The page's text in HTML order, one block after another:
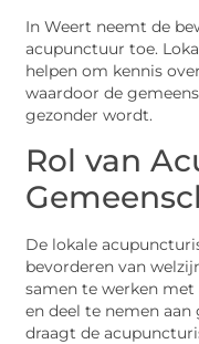
In Weert neemt de
acupunctuur toe.
helpen om kennis
waardoor de
gezonder wordt.
Rol van
De lokale
bevorderen van
samen te werken met
en deel te nemen aan
draagt de